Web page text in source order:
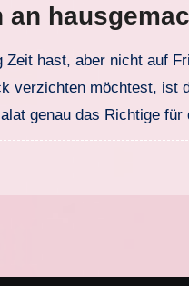
an
Dressing
verzichten möchtest, ist
genau das Richtige